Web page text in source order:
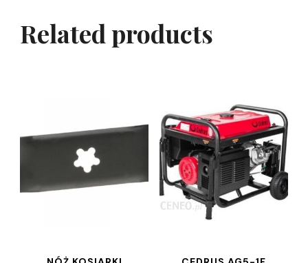
Related products